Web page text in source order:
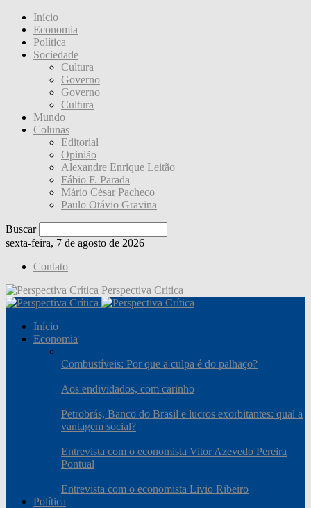
Início
Economia
Política
Sociedade
Cultura
Governo
Governo
Cultura
Mundo
Colunas
Editorial
Opinião
Alexandre Enrique Leitão
Fábio F. Parada
Mário César Pacheco
Paulo Otávio Gravina
Buscar
sexta-feira, 7 de agosto de 2026
Contato
Perspectiva Crítica
Início
Economia
Combustíveis: Por que a culpa é do palhaço?
Aos endividados, com carinho
Petrobrás, Banco do Brasil e lucros exorbitantes: qual a
vantagem social?
Entrevista com o economista Vitor Azevedo Pereira
Pontual
Entrevista com o economista Livio Ribeiro
Política